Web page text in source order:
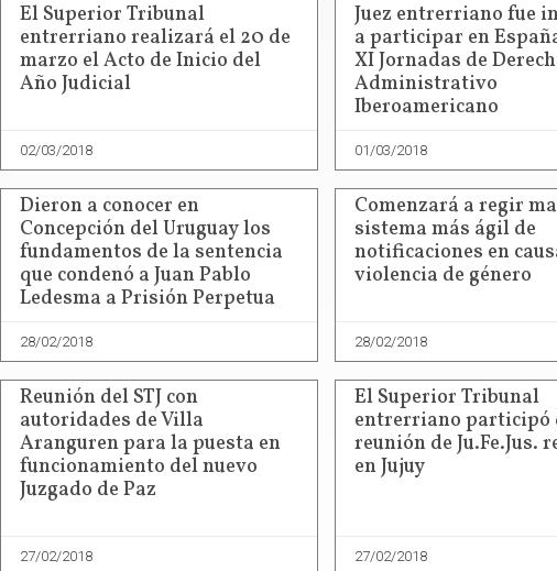
El Superior Tribunal
entrerriano realizará el 20 de
marzo el Acto de Inicio del
Año Judicial
02/03/2018
Juez entrerriano fue
a participar en
XI Jornadas de
Administrativo
Iberoamericano
01/03/2018
Dieron a conocer en
Concepción del Uruguay los
fundamentos de la sentencia
que condenó a Juan Pablo
Ledesma a Prisión Perpetua
28/02/2018
Comenzará a regir
sistema más ágil de
notificaciones en
violencia de género
28/02/2018
Reunión del STJ con
autoridades de Villa
Aranguren para la puesta en
funcionamiento del nuevo
Juzgado de Paz
27/02/2018
El Superior Tribunal
entrerriano participó
reunión de Ju.Fe.Jus.
en Jujuy
27/02/2018